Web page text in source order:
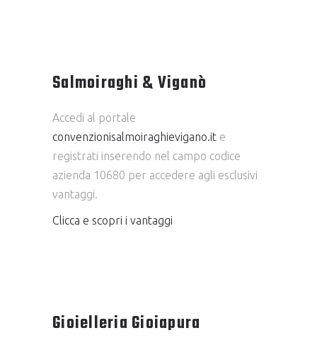
Salmoiraghi & Viganò
Accedi al portale
convenzionisalmoiraghievigano.it e
registrati inserendo nel campo codice
azienda 10680 per accedere agli esclusivi
vantaggi.
Clicca e scopri i vantaggi
Gioielleria Gioiapura